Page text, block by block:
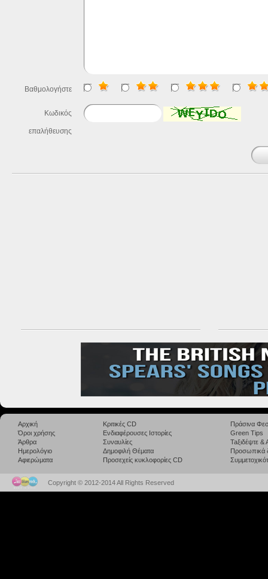
Βαθμολογήστε
Κωδικός
επαλήθευσης
Αρχική
Όροι χρήσης
Άρθρα
Ημερολόγιο
Αφιερώματα
Κριτικές CD
Ενδιαφέρουσες Ιστορίες
Συναυλίες
Δημοφιλή Θέματα
Προσεχείς κυκλοφορίες CD
Πράσινα
Green Tips
Taξιδέψτε
Προσωπικά
Copyright © 2012-2014 All Rights Reserved